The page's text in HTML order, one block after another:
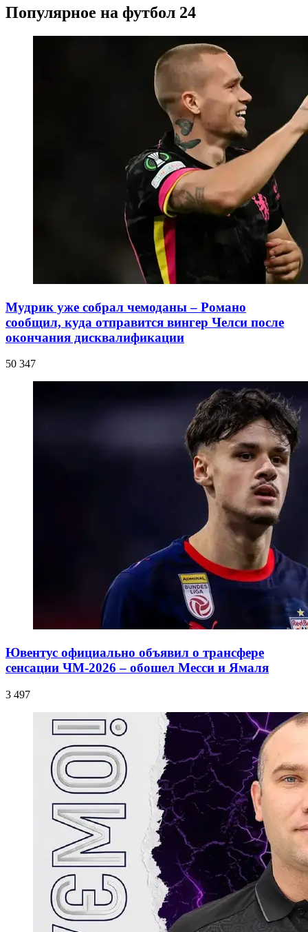
Популярное на футбол 24
Мудрик уже собрал чемоданы – Романо
сообщил, куда отправится вингер Челси после
окончания дисквалификации
50 347
Ювентус официально объявил о трансфере
сенсации ЧМ-2026 – обошел Месси и Ямаля
3 497